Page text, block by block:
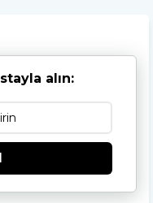
alın: